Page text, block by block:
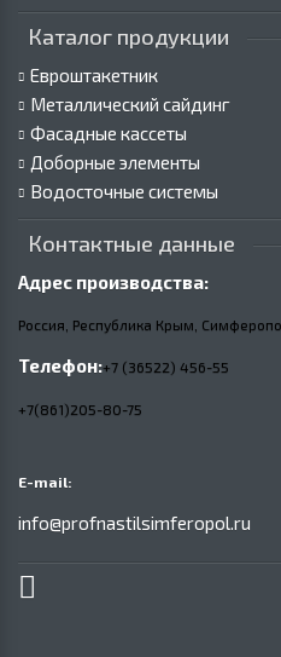
Каталог продукции
Евроштакетник
Металлический сайдинг
Фасадные кассеты
Доборные элементы
Водосточные системы
Контактные данные
Адрес производства:
Россия, Республика Крым,
Телефон:+7 (36522) 456-55
+7(861)205-80-75
E-mail:
info@profnastilsimferopol.ru